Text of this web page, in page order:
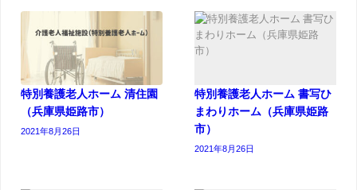
特別養護老人ホーム 清住園
（兵庫県姫路市）
2021年8月26日
特別養護老人ホーム 書写ひ
まわりホーム（兵庫県姫路
市）
2021年8月26日